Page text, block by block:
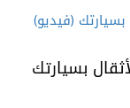
بسيارتك